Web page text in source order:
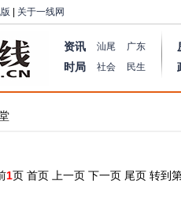
关于一线网
资讯 汕尾 广东
时局 社会 民生
1页 首页 上一页 下一页 尾页 转到